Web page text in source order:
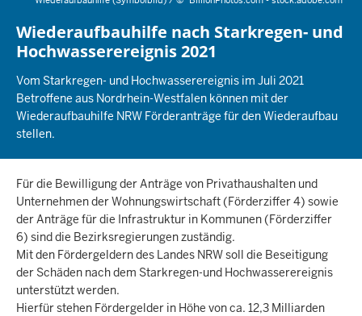
Wiederaufbauhilfe nach Starkregen- und
Hochwasserereignis 2021
Vom Starkregen- und Hochwasserereignis im Juli 2021
Betroffene aus Nordrhein-Westfalen können mit der
Wiederaufbauhilfe NRW Förderanträge für den Wiederaufbau
stellen.
Für die Bewilligung der Anträge von Privathaushalten und
Unternehmen der Wohnungswirtschaft (Förderziffer 4) sowie
der Anträge für die Infrastruktur in Kommunen (Förderziffer
6) sind die Bezirksregierungen zuständig.
Mit den Fördergeldern des Landes NRW soll die Beseitigung
der Schäden nach dem Starkregen-und Hochwasserereignis
unterstützt werden.
Hierfür stehen Fördergelder in Höhe von ca. 12,3 Milliarden